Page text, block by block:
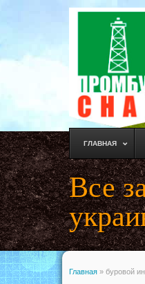
ГЛАВНАЯ
Все
Главная » буровой